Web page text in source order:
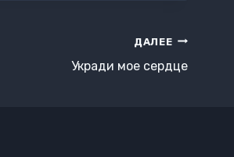
ДАЛЕЕ
Укради мое сердце